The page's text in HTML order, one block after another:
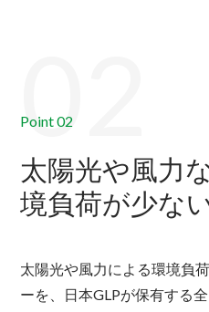
02
Point 02
太陽光や風力
境負荷が少な
太陽光や風力による環境負
ーを、日本GLPが保有する